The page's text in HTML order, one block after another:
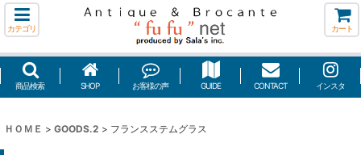
カテゴリ カート
商品検索 SHOP お客様の声 GUIDE CONTACT インスタ
ＨＯＭＥ > GOODS.2 > フランスステムグラス